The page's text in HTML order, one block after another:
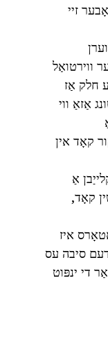
זיי
ווירטואַל
חלק אַז
אַזאַ ווי
קאָד אין
אַ
קאָד,
איז
סיבה עס
די ינפּוט